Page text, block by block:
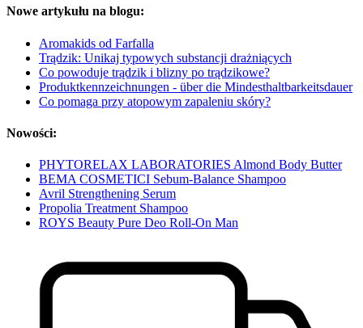
Nowe artykułu na blogu:
Aromakids od Farfalla
Trądzik: Unikaj typowych substancji drażniących
Co powoduje trądzik i blizny po trądzikowe?
Produktkennzeichnungen - über die Mindesthaltbarkeitsdauer
Co pomaga przy atopowym zapaleniu skóry?
Nowości:
PHYTORELAX LABORATORIES Almond Body Butter
BEMA COSMETICI Sebum-Balance Shampoo
Avril Strengthening Serum
Propolia Treatment Shampoo
ROYS Beauty Pure Deo Roll-On Man